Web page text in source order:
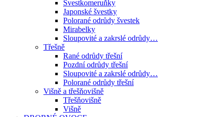
Švestkomeruňky
Japonské švestky
Polorané odrůdy švestek
Mirabelky
Sloupovité a zakrslé odrůdy…
Třešně
Rané odrůdy třešní
Pozdní odrůdy třešní
Sloupovité a zakrslé odrůdy…
Polorané odrůdy třešní
Višně a třešňovišně
Třešňovišně
Višně